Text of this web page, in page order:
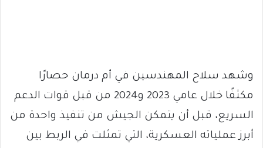
وشهد سلاح المهندسين في أم درمان حصارًا
مكثفًا خلال عامي 2023 و2024 من قبل قوات الدعم
السريع، قبل أن يتمكن الجيش من تنفيذ واحدة من
أبرز عملياته العسكرية، التي تمثلت في الربط بين